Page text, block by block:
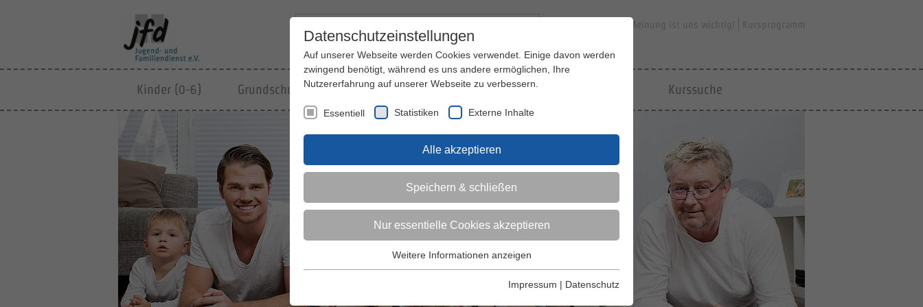
Ihre Meinung ist uns wichtig! Kursprogramm
Kinder (0-6) Grundschulkinder Jugendliche Erwachsene Kurssuche
Datenschutzeinstellungen
Auf unserer Webseite werden Cookies verwendet. Einige davon werden
zwingend benötigt, während es uns andere ermöglichen, Ihre
Nutzererfahrung auf unserer Webseite zu verbessern.
Essentiell Statistiken Externe Inhalte
Alle akzeptieren
Speichern & schließen
Nur essentielle Cookies akzeptieren
Essentielle Cookies werden für grundlegende Funktionen der
Weitere Informationen anzeigen
Impressum | Datenschutz